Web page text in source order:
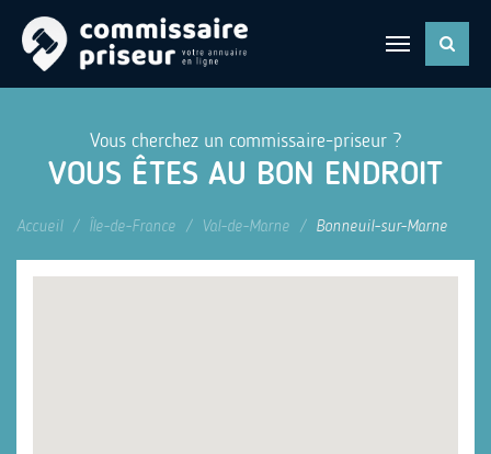
Vous cherchez un commissaire-priseur ?
VOUS ÊTES AU BON ENDROIT
Accueil Île-de-France Val-de-Marne Bonneuil-sur-Marne